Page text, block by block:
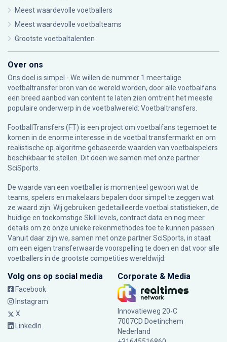
Meest waardevolle voetballers
Meest waardevolle voetbalteams
Grootste voetbaltalenten
Over ons
Ons doel is simpel - We willen de nummer 1 meertalige
voetbaltransfer bron van de wereld worden, door alle voetbalfans
een breed aanbod van content te laten zien omtrent het meeste
populaire onderwerp in de voetbalwereld: Voetbaltransfers.
FootballTransfers (FT) is een project om voetbalfans tegemoet te
komen in de enorme interesse in de voetbal transfermarkt en om
realistische op algoritme gebaseerde waarden van voetbalspelers
beschikbaar te stellen. Dit doen we samen met onze partner
SciSports
De waarde van een voetballer is momenteel gewoon wat de
teams, spelers en makelaars bepalen door simpel te zeggen wat
ze waard zijn. Wij gebruiken gedetailleerde voetbal statistieken, de
huidige en toekomstige Skill levels, contract data en nog meer
details om zo onze unieke rekenmethodes toe te kunnen passen.
Vanuit daar zijn we, samen met onze partner SciSports, in staat
om een eigen transferwaarde voorspelling te doen en dat voor alle
voetballers in de grootste competities wereldwijd.
Volg ons op social media
Facebook
Instagram
X
LinkedIn
Corporate & Media
Innovatieweg 20-C
7007CD Doetinchem
Nederland